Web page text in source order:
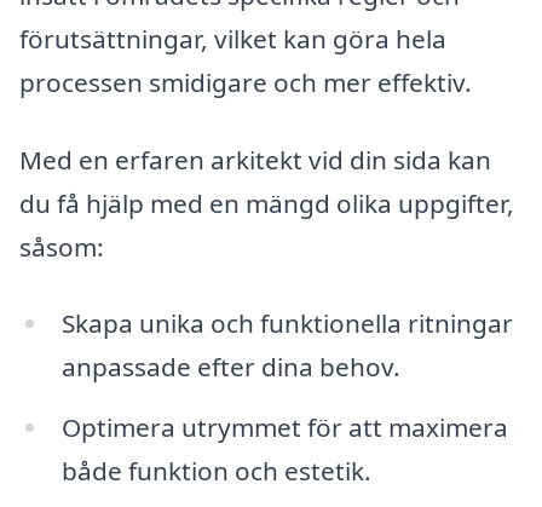
förutsättningar, vilket kan göra hela
processen smidigare och mer effektiv.
Med en erfaren arkitekt vid din sida kan
du få hjälp med en mängd olika uppgifter,
såsom:
Skapa unika och funktionella ritningar
anpassade efter dina behov.
Optimera utrymmet för att maximera
både funktion och estetik.